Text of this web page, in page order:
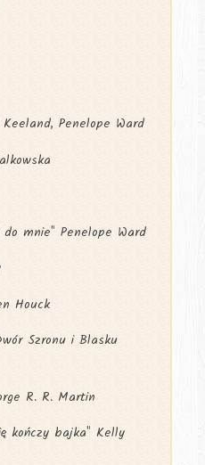
Penelope Ward
mnie" Penelope Ward
Houck
Szronu i Blasku
R. R. Martin
kończy bajka" Kelly